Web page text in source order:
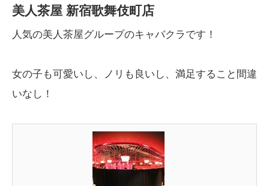
美人茶屋 新宿歌舞伎町店
人気の美人茶屋グループのキャバクラです！
女の子も可愛いし、ノリも良いし、満足すること間違
いなし！